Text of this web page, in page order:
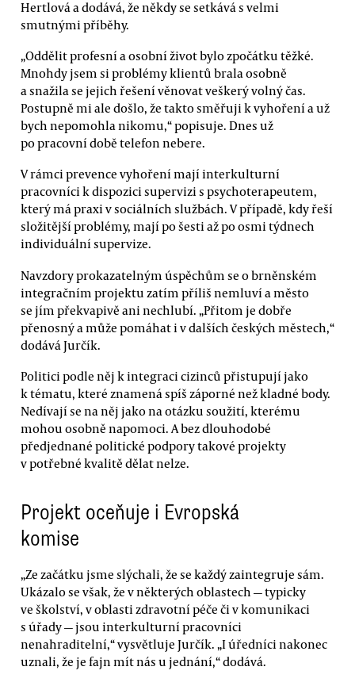
Hertlová a dodává, že někdy se setkává s velmi
smutnými příběhy.
„Oddělit profesní a osobní život bylo zpočátku těžké.
Mnohdy jsem si problémy klientů brala osobně
a snažila se jejich řešení věnovat veškerý volný čas.
Postupně mi ale došlo, že takto směřuji k vyhoření a už
bych nepomohla nikomu,“ popisuje. Dnes už
po pracovní době telefon nebere.
V rámci prevence vyhoření mají interkulturní
pracovníci k dispozici supervizi s psychoterapeutem,
který má praxi v sociálních službách. V případě, kdy řeší
složitější problémy, mají po šesti až po osmi týdnech
individuální supervize.
Navzdory prokazatelným úspěchům se o brněnském
integračním projektu zatím příliš nemluví a město
se jím překvapivě ani nechlubí. „Přitom je dobře
přenosný a může pomáhat i v dalších českých městech,“
dodává Jurčík.
Politici podle něj k integraci cizinců přistupují jako
k tématu, které znamená spíš záporné než kladné body.
Nedívají se na něj jako na otázku soužití, kterému
mohou osobně napomoci. A bez dlouhodobé
předjednané politické podpory takové projekty
v potřebné kvalitě dělat nelze.
Projekt oceňuje i Evropská
komise
„Ze začátku jsme slýchali, že se každý zaintegruje sám.
Ukázalo se však, že v některých oblastech — typicky
ve školství, v oblasti zdravotní péče či v komunikaci
s úřady — jsou interkulturní pracovníci
nenahraditelní,“ vysvětluje Jurčík. „I úředníci nakonec
uznali, že je fajn mít nás u jednání,“ dodává.